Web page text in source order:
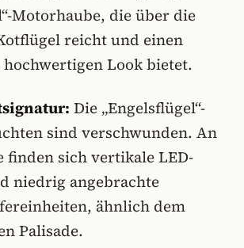
Motorhaube, die über die
reicht und einen
Look bietet.
Die „Engelsflügel“-
sind verschwunden. An
finden sich vertikale LED-
niedrig angebrachte
ähnlich dem
Palisade.